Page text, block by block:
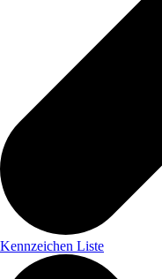
Kennzeichen Liste